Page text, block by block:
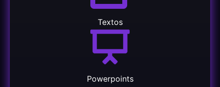
Textos
Powerpoints